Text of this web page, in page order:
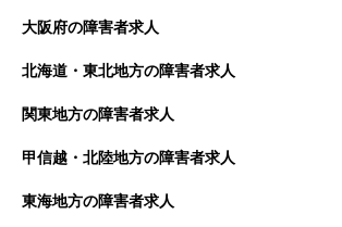
新宿区
岡崎市
刈谷市
大阪府の障害者求人
大阪市北区
豊中市
北海道・東北地方の障害者求人
青森県の障害者求人
秋田県の障害者求人
山形県の障害者求人
関東地方の障害者求人
神奈川県の障害者求人
埼玉県の障害者求人
甲信越・北陸地方の障害者求人
富山県の障害者求人
東海地方の障害者求人